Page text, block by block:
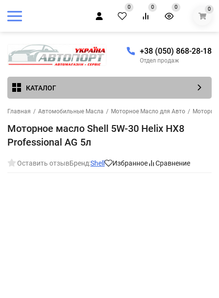
0 0 0 0
+38 (050) 868-28-18
Отдел продаж
КАТАЛОГ
Главная / Автомобильные Масла / Моторное Масло для Авто /
Моторное масло Shell 5W-30 Helix HX8
Professional AG 5л
Оставить отзывБренд:Shell Избранное Сравнение